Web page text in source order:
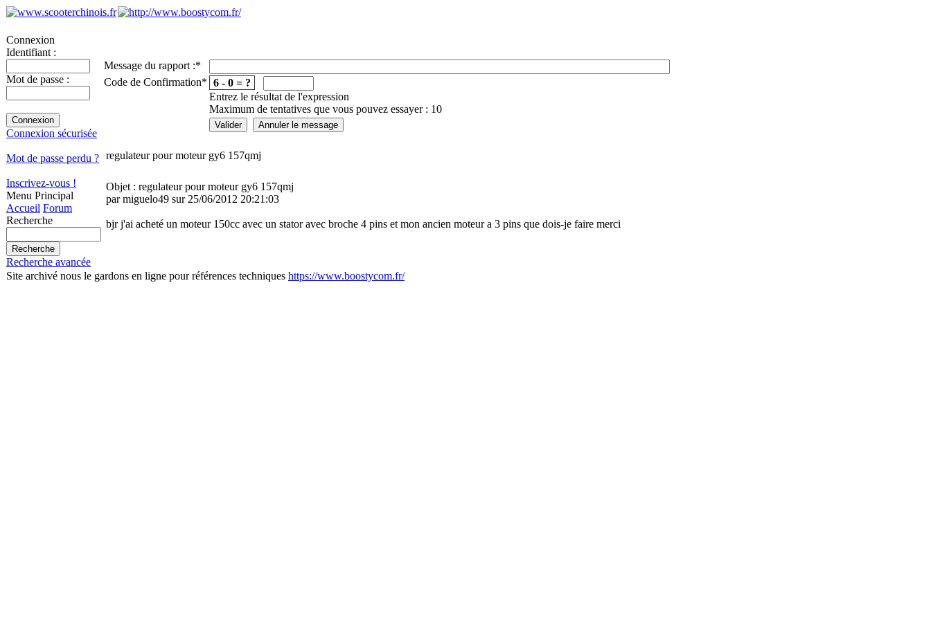
Connexion
Identifiant :
Mot de passe :
Connexion sécurisée
Mot de passe perdu ?
Inscrivez-vous !
Menu Principal
Accueil Forum
Recherche
Recherche avancée
Message du rapport :*
Code de Confirmation* 6 - 0 = ?
Entrez le résultat de l'expression
Maximum de tentatives que vous pouvez essayer : 10
regulateur pour moteur gy6 157qmj
Objet : regulateur pour moteur gy6 157qmj
par miguelo49 sur 25/06/2012 20:21:03
bjr j'ai acheté un moteur 150cc avec un stator avec broche 4 pins et mon ancien moteur a 3 pins que dois-je faire merci
Site archivé nous le gardons en ligne pour références techniques https://www.boostycom.fr/